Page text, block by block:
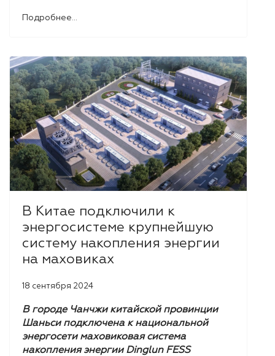
Подробнее...
В Китае подключили к
энергосистеме крупнейшую
систему накопления энергии
на маховиках
18 сентября 2024
В городе Чанчжи китайской провинции
Шаньси подключена к национальной
энергосети маховиковая система
накопления энергии Dinglun FESS